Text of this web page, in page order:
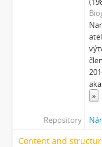
[Subseries]
[Subseries]
[Subseries]
[Subseries]
[Subseries]
[Subseries]
[Subseries]
[Subseries]
[Subseries]
»
Repository
Content and